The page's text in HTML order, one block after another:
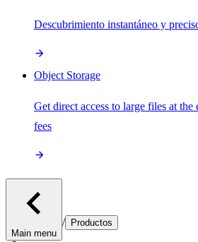
Descubrimiento instantáneo y
Object Storage
Get direct access to large files at the
fees
Main menu
/ Productos